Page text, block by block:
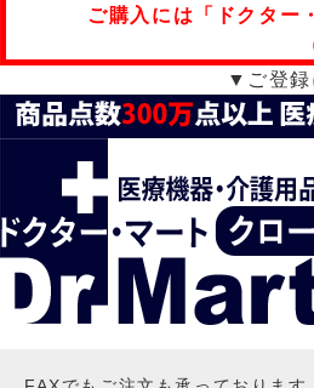
ご購入には「ドクター
▼ご登録